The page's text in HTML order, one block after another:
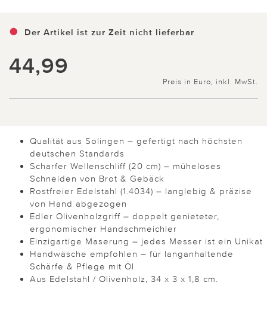
Der Artikel ist zur Zeit nicht lieferbar
44,99
Preis in Euro, inkl. MwSt.
Qualität aus Solingen – gefertigt nach höchsten
deutschen Standards
Scharfer Wellenschliff (20 cm) – müheloses
Schneiden von Brot & Gebäck
Rostfreier Edelstahl (1.4034) – langlebig & präzise
von Hand abgezogen
Edler Olivenholzgriff – doppelt genieteter,
ergonomischer Handschmeichler
Einzigartige Maserung – jedes Messer ist ein Unikat
Handwäsche empfohlen – für langanhaltende
Schärfe & Pflege mit Öl
Aus Edelstahl / Olivenholz, 34 x 3 x 1,8 cm.